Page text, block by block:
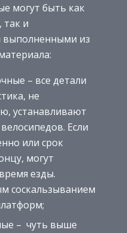
могут быть как
так и
выполненными из
– все детали
не
устанавливают
Если
или срок
могут
езды.
соскальзыванием
– чуть выше